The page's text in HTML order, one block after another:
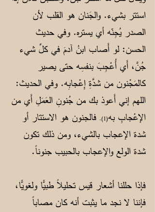
استتر بشيء. والجَنان هو القلب لأن
الصدر يُجِنّه أي يستره. وفي حديث
الحسن: لو أَصاب ابنُ آدمَ في كلِّ شيء
جُنَّ، أَي أُعْجِبَ بنفسِه حتى يصير
كالمَجْنون من شدَّةِ إِعْجابِه. وفي الحديث:
اللهم إني أَعوذ بك من جُنونِ العَمَلِ أَي من
الإعْجابِ به(1).
فالجنون هو الاستتار أو
شدة الإعجاب بالشيء، ومن ذلك تكون
شدة الولع والإعجاب بالحبيب جنوناً.
فإذا حللنا أشعار قيس تحليلاً طبيًّا ولغويًّا،
فإننا لا نجد ما يثبت أنه كان مصاباً